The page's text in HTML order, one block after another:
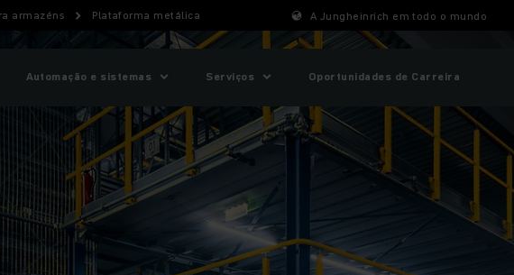
armazéns Plataforma metálica A Jungheinrich em todo o mundo
Automação e sistemas Serviços Oportunidades de Carreira